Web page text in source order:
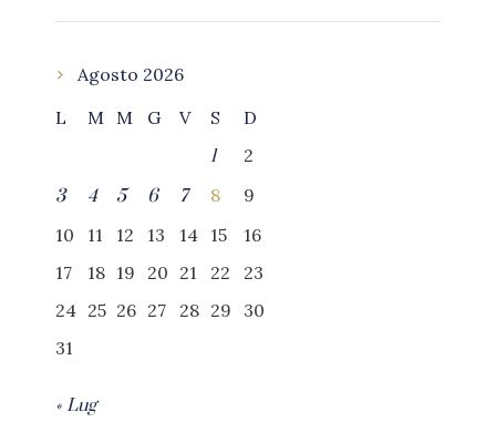
Agosto 2026
L
M M G V S
D
1
2
3
4 5 6 7 8
9
10
11 12 13 14 15
16
17
18 19 20 21 22
23
24 25 26 27 28 29
30
31
« Lug